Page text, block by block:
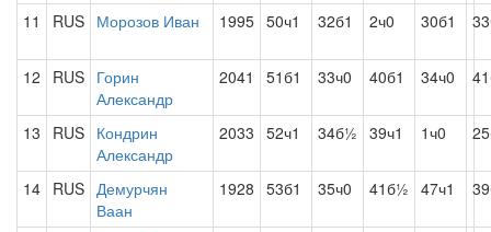
11 RUS Морозов Иван 1995 50ч1 32б1 2ч0 30б1
12 RUS Горин
Александр
2041 51б1 33ч0 40б1 34ч0
13 RUS Кондрин
Александр
2033 52ч1 34б½ 39ч1 1ч0
14 RUS Демурчян
Ваан
1928 53б1 35ч0 41б½ 47ч1